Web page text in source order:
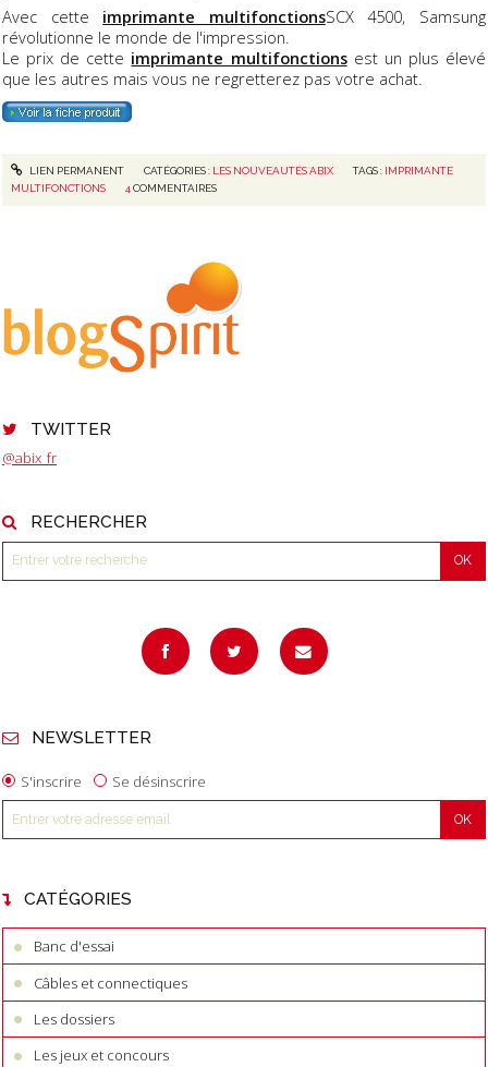
TWITTER
@abix_fr
RECHERCHER
NEWSLETTER
S'inscrire Se désinscrire
CATÉGORIES
Banc d'essai
Câbles et connectiques
Les dossiers
Les jeux et concours
Avec cette imprimante multifonctionsSCX 4500, Samsung
révolutionne le monde de l'impression.
Le prix de cette imprimante multifonctionsest un plus élevé
que les autres mais vous ne regretterez pas votre achat.
LIEN PERMANENT CATÉGORIES : LES NOUVEAUTÉS ABIX TAGS : IMPRIMANTE
MULTIFONCTIONS
4 COMMENTAIRES